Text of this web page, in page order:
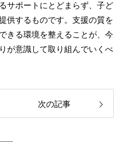
サポートにとどまらず、子ど
供するものです。支援の質を
きる環境を整えることが、今
が意識して取り組んでいくべ
次の記事